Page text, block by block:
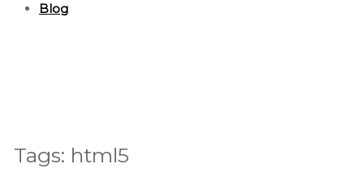
Blog
Tags: html5